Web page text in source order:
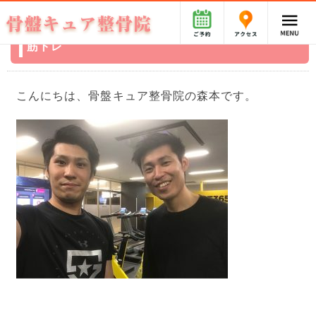
筋トレ
こんにちは、骨盤キュア整骨院の森本です。